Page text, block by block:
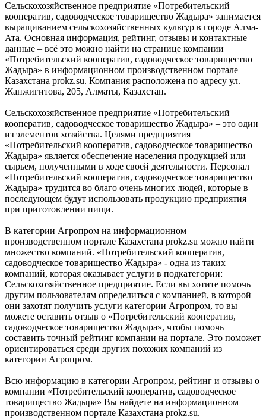
Сельскохозяйственное предприятие «Потребительский
кооператив, садоводческое товарищество Жадыра» занимается
выращиванием сельскохозяйственных культур в городе Алма-
Ата. Основная информация, рейтинг, отзывы и контактные
данные – всё это можно найти на странице компании
«Потребительский кооператив, садоводческое товарищество
Жадыра» в информационном производственном портале
Казахстана prokz.su. Компания расположена по адресу ул.
Жанжигитова, 205, Алматы, Казахстан.
Сельскохозяйственное предприятие «Потребительский
кооператив, садоводческое товарищество Жадыра» – это один
из элементов хозяйства. Целями предприятия
«Потребительский кооператив, садоводческое товарищество
Жадыра» является обеспечение населения продукцией или
сырьем, полученными в ходе своей деятельности. Персонал
«Потребительский кооператив, садоводческое товарищество
Жадыра» трудится во благо очень многих людей, которые в
последующем будут использовать продукцию предприятия
при приготовлении пищи.
В категории Агропром на информационном
производственном портале Казахстана prokz.su можно найти
множество компаний. «Потребительский кооператив,
садоводческое товарищество Жадыра» - одна из таких
компаний, которая оказывает услуги в подкатегории:
Сельскохозяйственное предприятие. Если вы хотите помочь
другим пользователям определиться с компанией, в которой
они захотят получить услуги категории Агропром, то вы
можете оставить отзыв о «Потребительский кооператив,
садоводческое товарищество Жадыра», чтобы помочь
составить точный рейтинг компании на портале. Это поможет
ориентироваться среди других похожих компаний из
категории Агропром.
Всю информацию в категории Агропром, рейтинг и отзывы о
компании «Потребительский кооператив, садоводческое
товарищество Жадыра» Вы найдете на информационном
производственном портале Казахстана prokz.su.